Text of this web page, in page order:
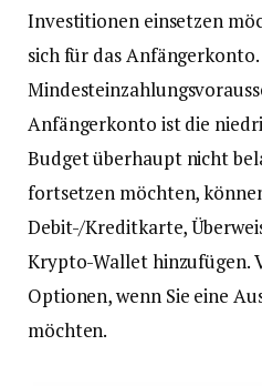
Investitionen einsetzen
sich für das Anfängerkonto.
Anfängerkonto ist die
Budget überhaupt nicht
fortsetzen möchten,
Debit-/Kreditkarte,
Krypto-Wallet hinzufügen.
Optionen, wenn Sie eine
möchten.